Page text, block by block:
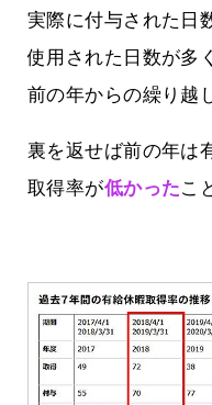
実際に付与された日
使用された日数が多
前の年からの繰り越
裏を返せば前の年は
取得率が低かったこ